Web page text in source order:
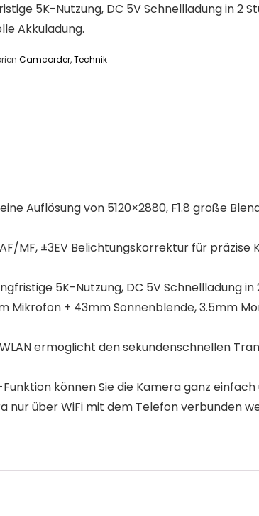
5K-Nutzung, DC 5V Schnellladung in 2
Akkuladung.
Camcorder,Technik
Auflösung von 5120×2880, F1.8 große
MF, ±3EV Belichtungskorrektur für
5K-Nutzung, DC 5V Schnellladung in
Mikrofon + 43mm Sonnenblende, 3.5mm
ermöglicht den sekundenschnellen
können Sie die Kamera ganz
nur über WiFi mit dem Telefon verbunden